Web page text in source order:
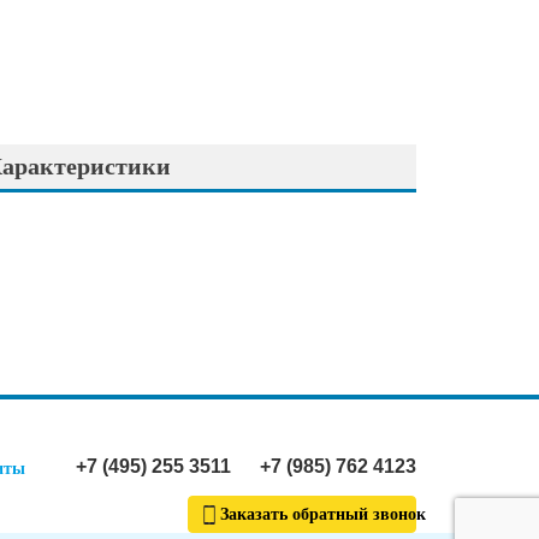
+7 (495) 255 3511 +7 (985) 762 4123
Заказать обратный звонок